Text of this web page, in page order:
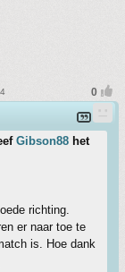
Gibson88 het
richting.
er naar toe te
is. Hoe dank